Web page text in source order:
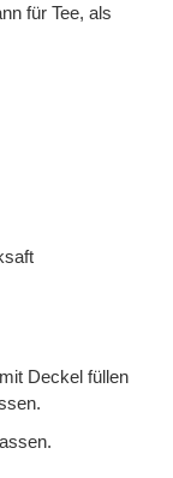
für Tee, als
Deckel füllen